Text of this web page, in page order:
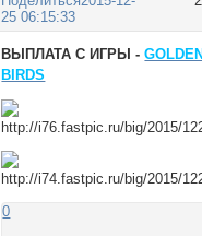
25 06:15:33
ВЫПЛАТА С ИГРЫ -
BIRDS
0